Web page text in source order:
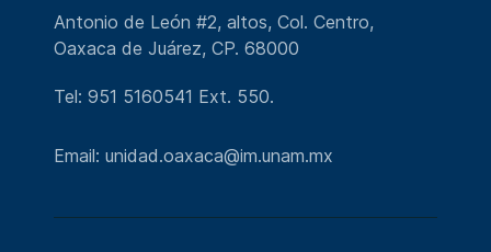
Antonio de León #2, altos, Col. Centro,
Oaxaca de Juárez, CP. 68000
Tel: 951 5160541 Ext. 550.
Email: unidad.oaxaca@im.unam.mx